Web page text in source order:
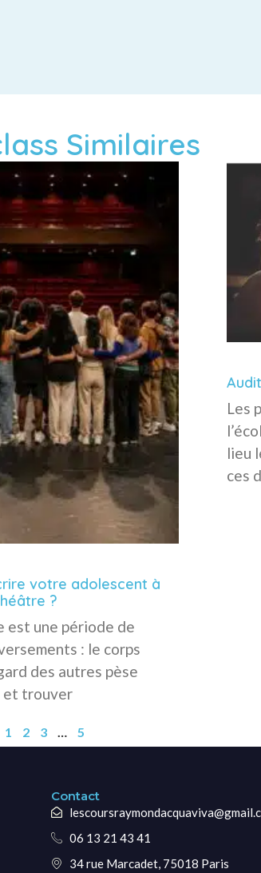
Similaires
votre adolescent à
?
est une période de
: le corps
des autres pèse
et trouver
Les
lieu
ces
1 2 3 5
Contact
06 13 21 43 41
34 rue Marcadet, 75018 Paris